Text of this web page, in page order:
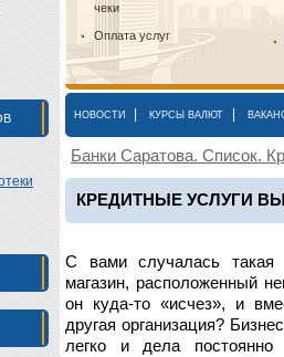
чеки
Оплата услуг
НОВОСТИ КУРСЫ ВАЛЮТ
Банки Саратова. Список.
КРЕДИТНЫЕ УСЛУГИ
С вами случалась
магазин, расположенный
он куда-то «исчез», и
другая организация?
легко и дела